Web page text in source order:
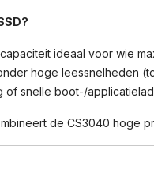
ideaal voor wie
hoge leessnelheden
of snelle boot-/
de CS3040 hoge